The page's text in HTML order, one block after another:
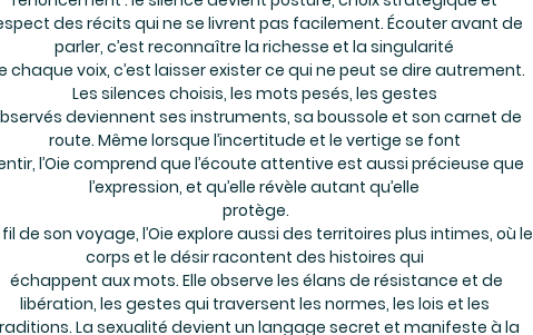
des récits qui ne se livrent pas facilement. Écouter avant de
parler, c’est reconnaître la richesse et la singularité
chaque voix, c’est laisser exister ce qui ne peut se dire autrement.
Les silences choisis, les mots pesés, les gestes
deviennent ses instruments, sa boussole et son carnet de
route. Même lorsque l’incertitude et le vertige se font
l’Oie comprend que l’écoute attentive est aussi précieuse que
l’expression, et qu’elle révèle autant qu’elle
protège.
fil de son voyage, l’Oie explore aussi des territoires plus intimes, où le
corps et le désir racontent des histoires qui
échappent aux mots. Elle observe les élans de résistance et de
libération, les gestes qui traversent les normes, les lois et les
La sexualité devient un langage secret et manifeste à la